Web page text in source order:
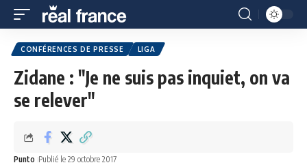
CONFÉRENCES DE PRESSE LIGA
Zidane : "Je ne suis pas inquiet, on va
se relever"
Punto Publié le 29 octobre 2017